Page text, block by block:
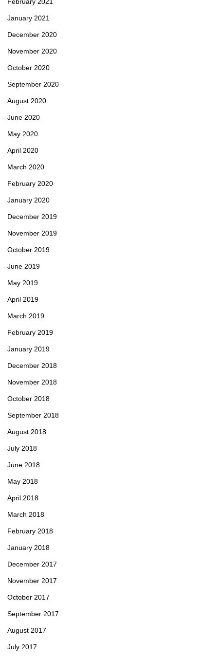
January 2021
December 2020
November 2020
October 2020
September 2020
August 2020
June 2020
May 2020
April 2020
March 2020
February 2020
January 2020
December 2019
November 2019
October 2019
June 2019
May 2019
April 2019
March 2019
February 2019
January 2019
December 2018
November 2018
October 2018
September 2018
August 2018
July 2018
June 2018
May 2018
April 2018
March 2018
February 2018
January 2018
December 2017
November 2017
October 2017
September 2017
August 2017
July 2017